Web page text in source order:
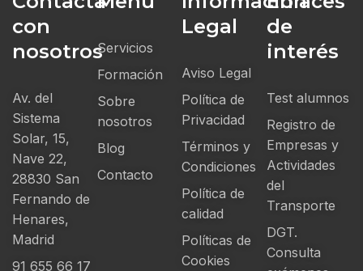
con
nosotros
Av. del
Sistema
Solar, 15,
Nave 22,
28830 San
Fernando de
Henares,
Madrid
91 655 66 17
Servicios
Formación
Sobre
nosotros
Blog
Contacto
Legal
Aviso Legal
Política de
Privacidad
Términos y
Condiciones
Política de
calidad
Políticas de
Cookies
de
interés
Test alumnos
Registro de
Empresas y
Actividades
del
Transporte
DGT.
Consulta